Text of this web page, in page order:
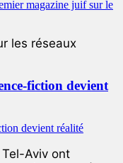
les réseaux
fiction devient
Aviv ont